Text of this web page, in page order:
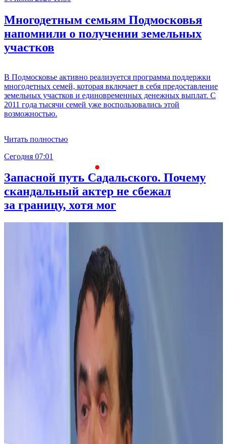
Многодетным семьям Подмосковья
напомнили о получении земельных
участков
В Подмосковье активно реализуется программа поддержки
многодетных семей, которая включает в себя предоставление
земельных участков и единовременных денежных выплат. С
2011 года тысячи семей уже воспользовались этой
возможностью.
Читать полностью
Сегодня 07:01
Запасной путь Садальского. Почему
скандальный актер не сбежал
за границу, хотя мог